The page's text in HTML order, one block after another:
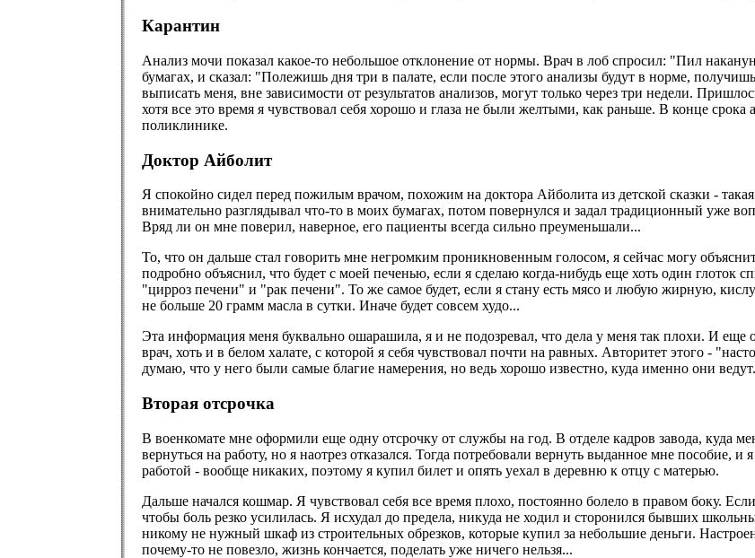
Карантин
Анализ мочи показал какое-то небольшое отклонение от нормы. Врач в лоб спросил: "Пил
бумагах, и сказал: "Полежишь дня три в палате, если после этого анализы будут в норме,
выписать меня, вне зависимости от результатов анализов, могут только через три недели.
хотя все это время я чувствовал себя хорошо и глаза не были желтыми, как раньше. В конце
поликлинике.
Доктор Айболит
Я спокойно сидел перед пожилым врачом, похожим на доктора Айболита из детской сказки -
внимательно разглядывал что-то в моих бумагах, потом повернулся и задал традиционный уже
Вряд ли он мне поверил, наверное, его пациенты всегда сильно преуменьшали...
То, что он дальше стал говорить мне негромким проникновенным голосом, я сейчас могу
подробно объяснил, что будет с моей печенью, если я сделаю когда-нибудь еще хоть один
"цирроз печени" и "рак печени". То же самое будет, если я стану есть мясо и любую жирную,
не больше 20 грамм масла в сутки. Иначе будет совсем худо...
Эта информация меня буквально ошарашила, я и не подозревал, что дела у меня так плохи. И еще
врач, хоть и в белом халате, с которой я себя чувствовал почти на равных. Авторитет этого -
думаю, что у него были самые благие намерения, но ведь хорошо известно, куда именно они
Вторая отсрочка
В военкомате мне оформили еще одну отсрочку от службы на год. В отделе кадров завода, куда
вернуться на работу, но я наотрез отказался. Тогда потребовали вернуть выданное мне пособие, и
работой - вообще никаких, поэтому я купил билет и опять уехал в деревню к отцу с матерью.
Дальше начался кошмар. Я чувствовал себя все время плохо, постоянно болело в правом боку.
чтобы боль резко усилилась. Я исхудал до предела, никуда не ходил и сторонился бывших
никому не нужный шкаф из строительных обрезков, которые купил за небольшие деньги.
почему-то не повезло, жизнь кончается, поделать уже ничего нельзя...